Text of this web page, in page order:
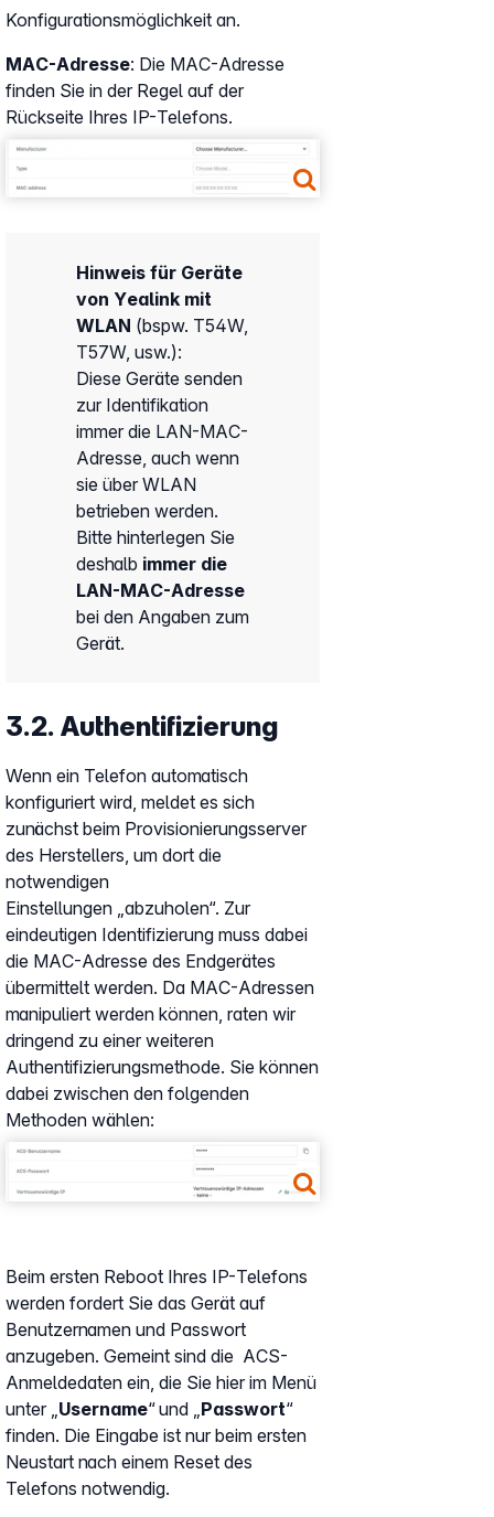
Show larger version
Konfigurationsmöglichkeit an.
MAC-Adresse: Die MAC-Adresse
finden Sie in der Regel auf der
Rückseite Ihres IP-Telefons.
Hinweis für Geräte
von Yealink mit
WLAN (bspw. T54W,
T57W, usw.):
Diese Geräte senden
zur Identifikation
immer die LAN-MAC-
Adresse, auch wenn
sie über WLAN
betrieben werden.
Bitte hinterlegen Sie
deshalb immer die
LAN-MAC-Adresse
bei den Angaben zum
Gerät.
3.2. Authentifizierung
Show larger version
Wenn ein Telefon automatisch
konfiguriert wird, meldet es sich
zunächst beim Provisionierungsserver
des Herstellers, um dort die
notwendigen
Einstellungen „abzuholen“. Zur
eindeutigen Identifizierung muss dabei
die MAC-Adresse des Endgerätes
übermittelt werden. Da MAC-Adressen
manipuliert werden können, raten wir
dringend zu einer weiteren
Authentifizierungsmethode. Sie können
dabei zwischen den folgenden
Methoden wählen:
Beim ersten Reboot Ihres IP-Telefons
werden fordert Sie das Gerät auf
Benutzernamen und Passwort
anzugeben. Gemeint sind die ACS-
Anmeldedaten ein, die Sie hier im Menü
unter „ Username“ und „ Passwort“
finden. Die Eingabe ist nur beim ersten
Neustart nach einem Reset des
Telefons notwendig.